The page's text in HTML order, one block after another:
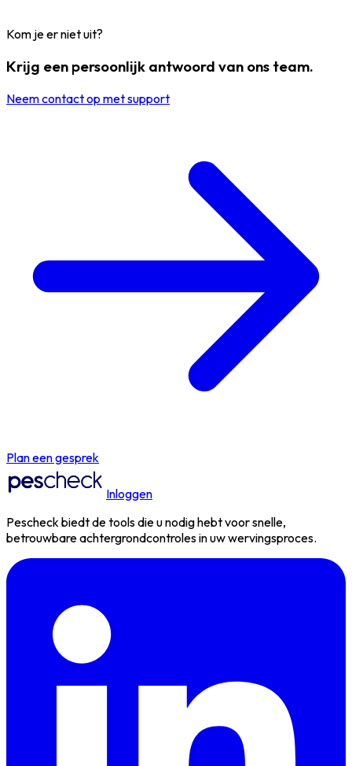
Kom je er niet uit?
Krijg een persoonlijk antwoord van ons team.
Neem contact op met support
Plan een gesprek
Inloggen
Pescheck biedt de tools die u nodig hebt voor snelle,
betrouwbare achtergrondcontroles in uw wervingsproces.